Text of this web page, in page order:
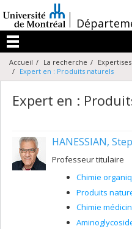
au
contenu
/
Menu
Accueil La recherche
Expert en : Produits naturels
Expert en :
HANESSIAN,
Professeur titulaire
Chimie
Produits
Chimie